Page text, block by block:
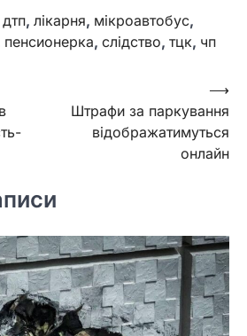
дтп, лікарня, мікроавтобус,
пенсионерка, слідство, тцк, чп
Штрафи за паркування
відображатимуться
онлайн
⟶